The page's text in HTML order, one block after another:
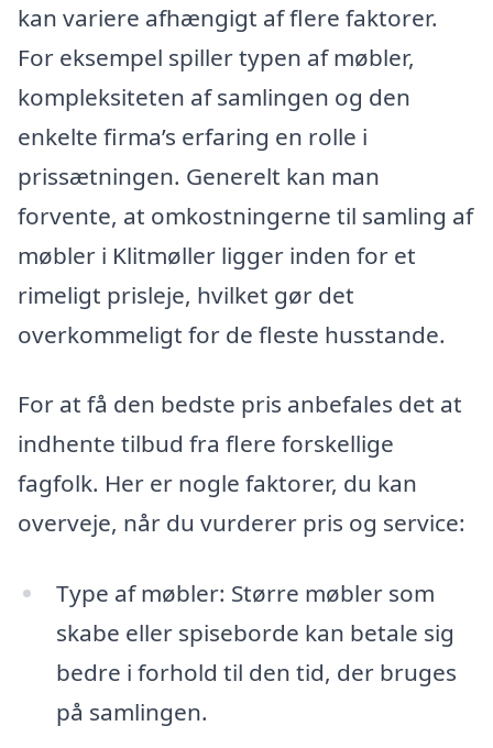
kan variere afhængigt af flere faktorer.
For eksempel spiller typen af møbler,
kompleksiteten af samlingen og den
enkelte firma’s erfaring en rolle i
prissætningen. Generelt kan man
forvente, at omkostningerne til samling af
møbler i Klitmøller ligger inden for et
rimeligt prisleje, hvilket gør det
overkommeligt for de fleste husstande.
For at få den bedste pris anbefales det at
indhente tilbud fra flere forskellige
fagfolk. Her er nogle faktorer, du kan
overveje, når du vurderer pris og service:
Type af møbler: Større møbler som
skabe eller spiseborde kan betale sig
bedre i forhold til den tid, der bruges
på samlingen.